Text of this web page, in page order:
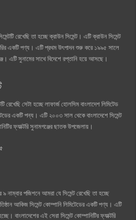
রেখেছি তা হচ্ছে ক্রাউন সিমেন্ট। এটি ক্রাউন সিমেন্ট
একটি পণ্য। এটি প্রথম উৎপাদন শুরু করে ১৯৯৫ সালে
এটি সুনামের সাথে বিদেশে রপ্তানি হয়ে আসছে।
রেখেছি সেটা হচ্ছে লাফার্জ হোলসিম বাংলাদেশ লিমিটেড
একটি পন্য। এটি ২০০৩ সাল থেকে বাংলাদেশে সিমেন্ট
ফ্যাক্টরি সুনামগঞ্জের ছাতক উপজেলায়।
৯ নাম্বার পজিশনে আমরা যে সিমেন্ট রেখেছি তা হচ্ছে
আকিজ সিমেন্ট কোম্পানি লিমিটেডের একটি পণ্য। এটি
বাংলাদেশের এই সেরা সিমেন্ট কোম্পানিটির ফ্যাক্টরি